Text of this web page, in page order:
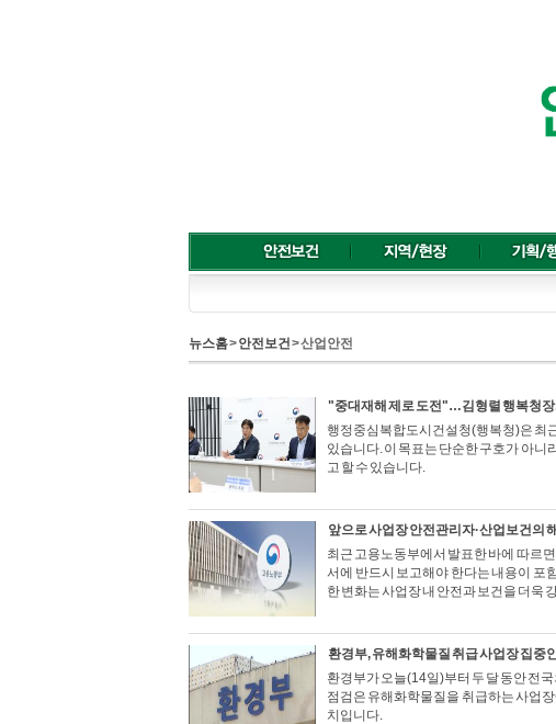
뉴스홈>안전보건> 산업안전
"중대재해 제로 도전"…김형렬 행복청장
행정중심복합도시건설청(행복청)은 최
있습니다. 이 목표는 단순한 구호가 아니
고 할 수 있습니다.
앞으로 사업장 안전관리자·산업보건의
최근 고용노동부에서 발표한 바에 따르
서에 반드시 보고해야 한다는 내용이 포
한 변화는 사업장 내 안전과 보건을 더욱
환경부, 유해화학물질 취급 사업장 집중
환경부가 오늘(14일)부터 두 달 동안 전
점검은 유해화학물질을 취급하는 사업
치입니다.